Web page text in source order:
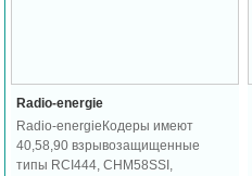
Radio-energie
Radio-energieКодеры имеют
40,58,90 взрывозащищенные
типы RCI444, CHM58SSI,